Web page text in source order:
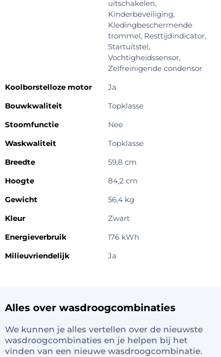
uitschakelen,
Kinderbeveiliging,
Kledingbeschermende
trommel, Resttijdindicator,
Startuitstel,
Vochtigheidssensor,
Zelfreinigende condensor
Koolborstelloze motor
Ja
Bouwkwaliteit
Topklasse
Stoomfunctie
Nee
Waskwaliteit
Topklasse
Breedte
59,8 cm
Hoogte
84,2 cm
Gewicht
56,4 kg
Kleur
Zwart
Energieverbruik
176 kWh
Milieuvriendelijk
Ja
Alles over wasdroogcombinaties
We kunnen je alles vertellen over de nieuwste
wasdroogcombinaties en je helpen bij het
vinden van een nieuwe wasdroogcombinatie.